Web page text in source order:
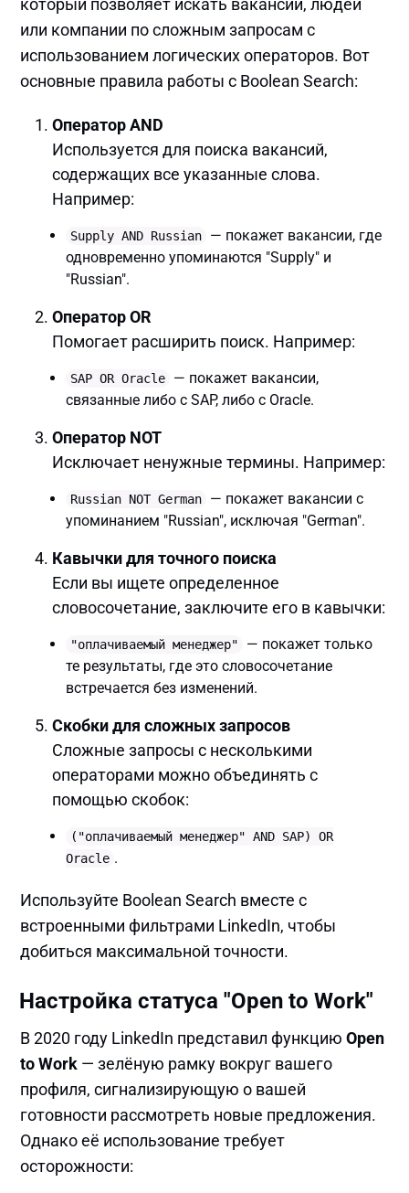
или компании по сложным запросам с
использованием логических операторов. Вот
основные правила работы с Boolean Search:
Оператор AND
Используется для поиска вакансий,
содержащих все указанные слова.
Например:
Supply AND Russian
— покажет вакансии, где
одновременно упоминаются "Supply" и
"Russian".
Оператор OR
Помогает расширить поиск. Например:
SAP OR Oracle
— покажет вакансии,
связанные либо с SAP, либо с Oracle.
Оператор NOT
Исключает ненужные термины. Например:
Russian NOT German
— покажет вакансии с
упоминанием "Russian", исключая "German".
Кавычки для точного поиска
Если вы ищете определенное
словосочетание, заключите его в кавычки:
"оплачиваемый менеджер"
— покажет только
те результаты, где это словосочетание
встречается без изменений.
Скобки для сложных запросов
Сложные запросы с несколькими
операторами можно объединять с
помощью скобок:
("оплачиваемый менеджер" AND SAP) OR
Oracle .
Используйте Boolean Search вместе с
встроенными фильтрами LinkedIn, чтобы
добиться максимальной точности.
Настройка статуса "Open to Work"
В 2020 году LinkedIn представил функциюOpen
to Work — зелёную рамку вокруг вашего
профиля, сигнализирующую о вашей
готовности рассмотреть новые предложения.
Однако её использование требует
осторожности: